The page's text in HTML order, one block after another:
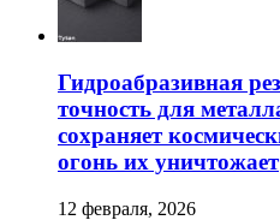
Гидроабразивная
точность для
сохраняет
огонь их уничтожает
12 февраля, 2026